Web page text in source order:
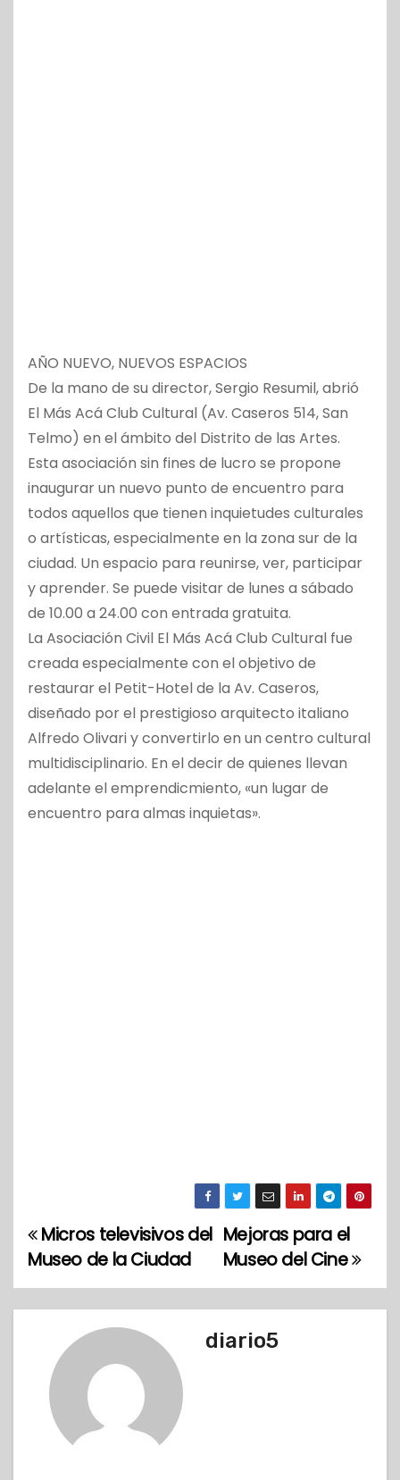
AÑO NUEVO, NUEVOS ESPACIOS
De la mano de su director, Sergio Resumil, abrió
El Más Acá Club Cultural (Av. Caseros 514, San
Telmo) en el ámbito del Distrito de las Artes.
Esta asociación sin fines de lucro se propone
inaugurar un nuevo punto de encuentro para
todos aquellos que tienen inquietudes culturales
o artísticas, especialmente en la zona sur de la
ciudad. Un espacio para reunirse, ver, participar
y aprender. Se puede visitar de lunes a sábado
de 10.00 a 24.00 con entrada gratuita.
La Asociación Civil El Más Acá Club Cultural fue
creada especialmente con el objetivo de
restaurar el Petit-Hotel de la Av. Caseros,
diseñado por el prestigioso arquitecto italiano
Alfredo Olivari y convertirlo en un centro cultural
multidisciplinario. En el decir de quienes llevan
adelante el emprendicmiento, «un lugar de
encuentro para almas inquietas».
N
a
v
Mejoras para el
Museo del Cine
Micros televisivos del
Museo de la Ciudad
diario5